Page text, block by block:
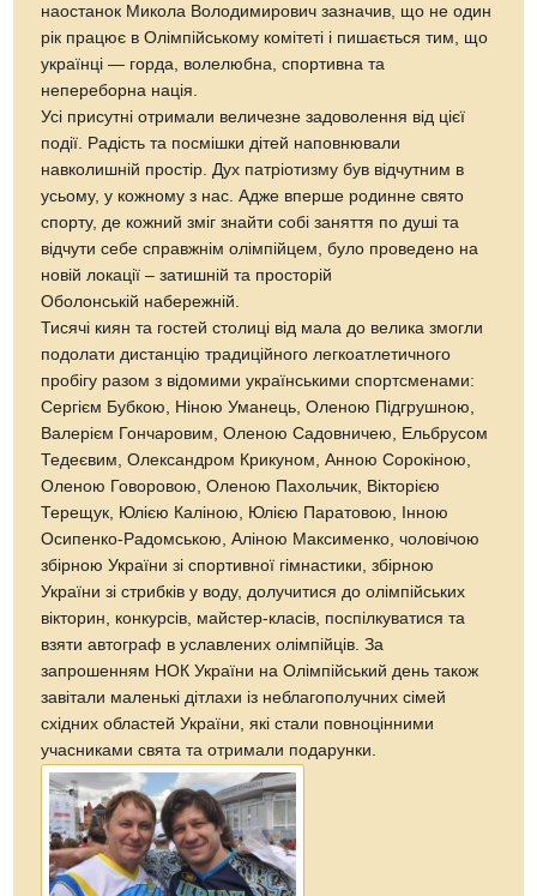
наостанок Микола Володимирович зазначив, що не один
рік працює в Олімпійському комітеті і пишається тим, що
українці — горда, волелюбна, спортивна та
непереборна нація.
Усі присутні отримали величезне задоволення від цієї
події. Радість та посмішки дітей наповнювали
навколишній простір. Дух патріотизму був відчутним в
усьому, у кожному з нас. Адже вперше родинне свято
спорту, де кожний зміг знайти собі заняття по душі та
відчути себе справжнім олімпійцем, було проведено на
новій локації – затишній та просторій
Оболонській набережній.
Тисячі киян та гостей столиці від мала до велика змогли
подолати дистанцію традиційного легкоатлетичного
пробігу разом з відомими українськими спортсменами:
Сергієм Бубкою, Ніною Уманець, Оленою Підгрушною,
Валерієм Гончаровим, Оленою Садовничею, Ельбрусом
Тедеєвим, Олександром Крикуном, Анною Сорокіною,
Оленою Говоровою, Оленою Пахольчик, Вікторією
Терещук, Юлією Каліною, Юлією Паратовою, Інною
Осипенко-Радомською, Аліною Максименко, чоловічою
збірною України зі спортивної гімнастики, збірною
України зі стрибків у воду, долучитися до олімпійських
вікторин, конкурсів, майстер-класів, поспілкуватися та
взяти автограф в уславлених олімпійців. За
запрошенням НОК України на Олімпійський день також
завітали маленькі дітлахи із неблагополучних сімей
східних областей України, які стали повноцінними
учасниками свята та отримали подарунки.